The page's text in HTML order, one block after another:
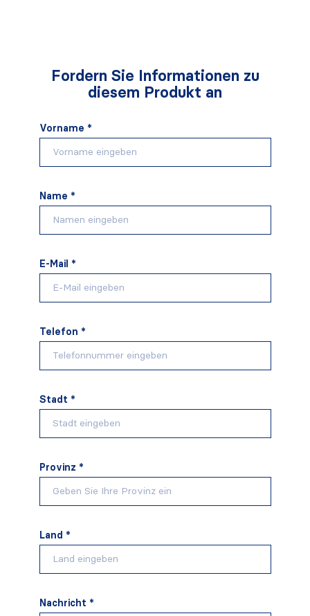
Fordern Sie Informationen zu
diesem Produkt an
Vorname *
Name *
E-Mail *
Telefon *
Stadt *
Provinz *
Land *
Nachricht *